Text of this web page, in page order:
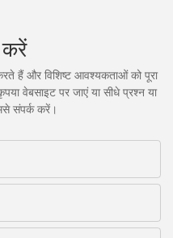
करें
हैं और विशिष्ट आवश्यकताओं को पूरा
वेबसाइट पर जाएं या सीधे प्रश्न या
संपर्क करें।